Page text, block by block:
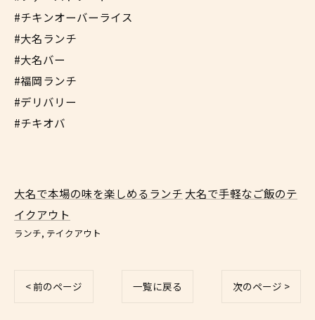
#チキンオーバーライス
#大名ランチ
#大名バー
#福岡ランチ
#デリバリー
#チキオバ
大名で本場の味を楽しめるランチ 大名で手軽なご飯のテ
イクアウト
ランチ テイクアウト
< 前のページ 一覧に戻る 次のページ >